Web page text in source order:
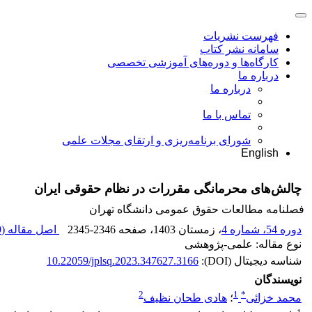
فهرست نشریات
سامانه نشر کتاب
کارگاه‌ها و دوره‌های آموزشی تخصصی
درباره ما
درباره ما
تماس با ما
شورای برنامه‌ریزی و ارتقای مجلات علمی
English
چالش‌های محرمانگی مقررات در نظام حقوقی ایران
فصلنامه مطالعات حقوق عمومی دانشگاه تهران
دوره 54، شماره 4
، زمستان 1403 ، صفحه 2345-2346 اصل مقاله (
نوع مقاله: علمی-پژوهشی
شناسه دیجیتال (DOI):
10.22059/jplsq.2023.347627.3166
نویسندگان
محمد خزائی*
1؛ هادی طحان نظیف2